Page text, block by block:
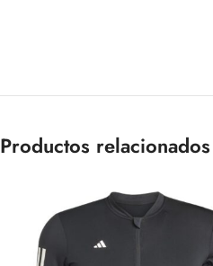
Productos relacionados